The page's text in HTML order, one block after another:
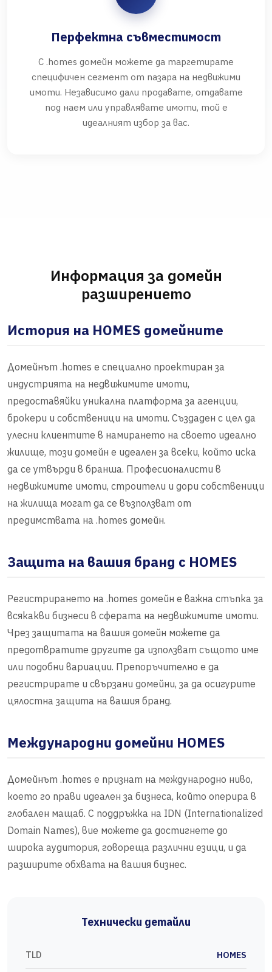
Перфектна съвместимост
С .homes домейн можете да таргетирате
специфичен сегмент от пазара на недвижими
имоти. Независимо дали продавате, отдавате
под наем или управлявате имоти, той е
идеалният избор за вас.
Информация за домейн
разширението
История на HOMES домейните
Домейнът .homes е специално проектиран за
индустрията на недвижимите имоти,
предоставяйки уникална платформа за агенции,
брокери и собственици на имоти. Създаден с цел да
улесни клиентите в намирането на своето идеално
жилище, този домейн е идеален за всеки, който иска
да се утвърди в бранша. Професионалисти в
недвижимите имоти, строители и дори собственици
на жилища могат да се възползват от
предимствата на .homes домейн.
Защита на вашия бранд с HOMES
Регистрирането на .homes домейн е важна стъпка за
всякакви бизнеси в сферата на недвижимите имоти.
Чрез защитата на вашия домейн можете да
предотвратите другите да използват същото име
или подобни вариации. Препоръчително е да
регистрирате и свързани домейни, за да осигурите
цялостна защита на вашия бранд.
Международни домейни HOMES
Домейнът .homes е признат на международно ниво,
което го прави идеален за бизнеса, който оперира в
глобален мащаб. С поддръжка на IDN (Internationalized
Domain Names), вие можете да достигнете до
широка аудитория, говореща различни езици, и да
разширите обхвата на вашия бизнес.
Технически детайли
TLD HOMES